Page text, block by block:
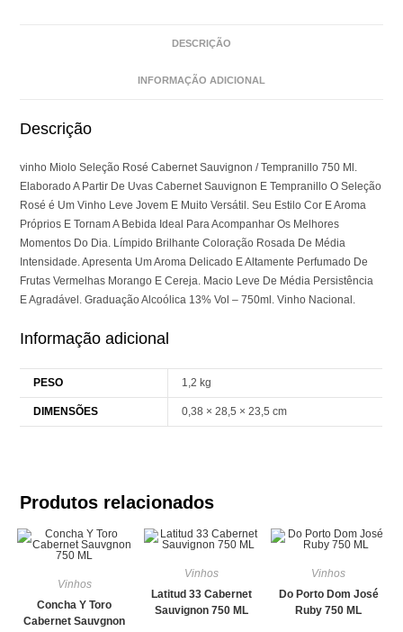
DESCRIÇÃO
INFORMAÇÃO ADICIONAL
Descrição
vinho Miolo Seleção Rosé Cabernet Sauvignon / Tempranillo 750 Ml.
Elaborado A Partir De Uvas Cabernet Sauvignon E Tempranillo O Seleção
Rosé é Um Vinho Leve Jovem E Muito Versátil. Seu Estilo Cor E Aroma
Próprios E Tornam A Bebida Ideal Para Acompanhar Os Melhores
Momentos Do Dia. Límpido Brilhante Coloração Rosada De Média
Intensidade. Apresenta Um Aroma Delicado E Altamente Perfumado De
Frutas Vermelhas Morango E Cereja. Macio Leve De Média Persistência
E Agradável. Graduação Alcoólica 13% Vol – 750ml. Vinho Nacional.
Informação adicional
PESO 1,2 kg
DIMENSÕES 0,38 × 28,5 × 23,5 cm
Produtos relacionados
Vinhos
Concha Y Toro
Cabernet Sauvgnon
Vinhos
Latitud 33 Cabernet
Sauvignon 750 ML
Vinhos
Do Porto Dom José
Ruby 750 ML